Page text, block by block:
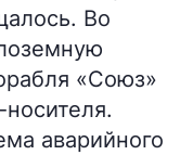
Во
«Союз»
аварийного